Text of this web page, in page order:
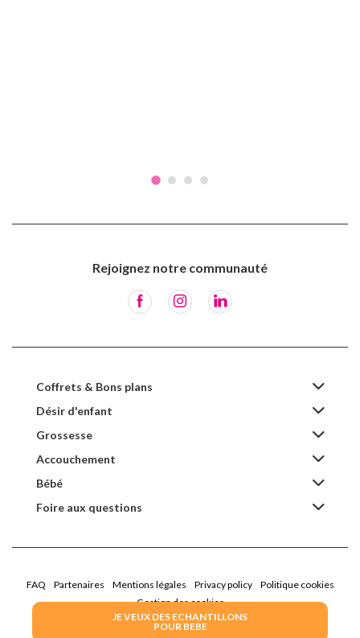
JE VEUX DES ECHANTILLONS
POUR BEBE
Rejoignez notre communauté
Coffrets & Bons plans
Désir d'enfant
Grossesse
Accouchement
Bébé
Foire aux questions
FAQ Partenaires Mentions légales Privacy policy
Politique cookies
Gestion des cookies